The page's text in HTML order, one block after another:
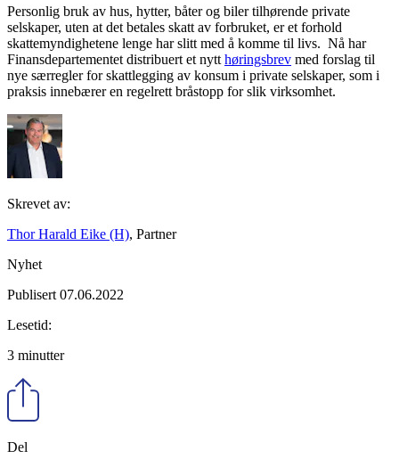
Personlig bruk av hus, hytter, båter og biler tilhørende private
selskaper, uten at det betales skatt av forbruket, er et forhold
skattemyndighetene lenge har slitt med å komme til livs. Nå har
Finansdepartementet distribuert et nytt høringsbrev med forslag til
nye særregler for skattlegging av konsum i private selskaper, som i
praksis innebærer en regelrett bråstopp for slik virksomhet.
Skrevet av:
Thor Harald Eike (H), Partner
Nyhet
Publisert 07.06.2022
Lesetid:
3 minutter
Del